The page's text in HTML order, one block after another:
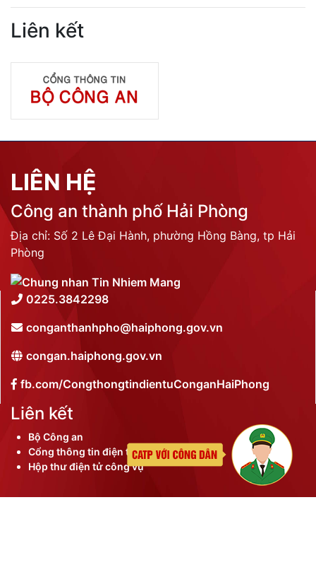
Liên kết
LIÊN HỆ
Công an thành phố Hải Phòng
Địa chỉ: Số 2 Lê Đại Hành, phường Hồng Bàng, tp Hải
Phòng
0225.3842298
conganthanhpho@haiphong.gov.vn
congan.haiphong.gov.vn
fb.com/CongthongtindientuConganHaiPhong
Liên kết
Bộ Công an
Cổng thông tin điện tử thành phố
Hộp thư điện tử công vụ